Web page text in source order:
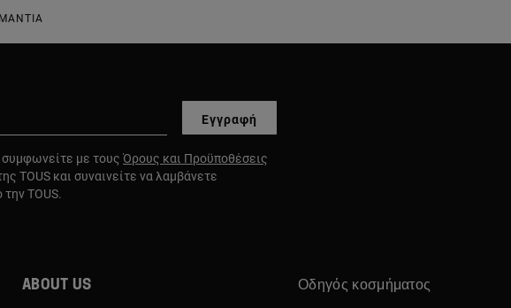
Εγγραφή
συμφωνείτε με τους Όρους και Προϋποθέσεις
TOUS και συναινείτε να λαμβάνετε
TOUS.
About us Οδηγός κοσμήματος